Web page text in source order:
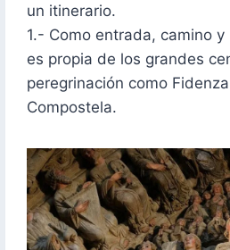
un itinerario.
1.- Como entrada, camino
es propia de los grandes
peregrinación como
Compostela.